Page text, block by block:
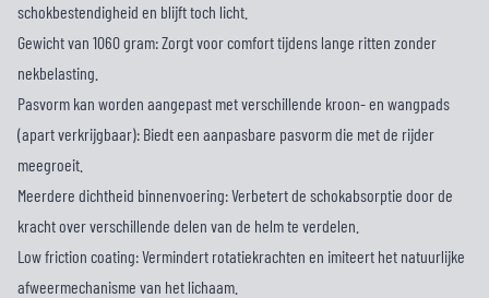
schokbestendigheid en blijft toch licht.
Gewicht van 1060 gram: Zorgt voor comfort tijdens lange ritten zonder
nekbelasting.
Pasvorm kan worden aangepast met verschillende kroon- en wangpads
(apart verkrijgbaar): Biedt een aanpasbare pasvorm die met de rijder
meegroeit.
Meerdere dichtheid binnenvoering: Verbetert de schokabsorptie door de
kracht over verschillende delen van de helm te verdelen.
Low friction coating: Vermindert rotatiekrachten en imiteert het natuurlijke
afweermechanisme van het lichaam.